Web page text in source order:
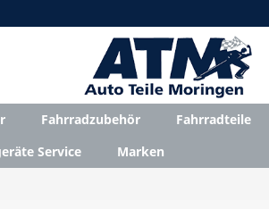
Fahrradzubehör Fahrradteile
Service
Marken